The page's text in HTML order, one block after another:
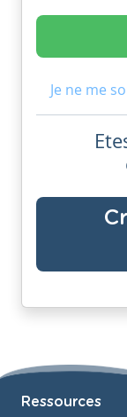
Je ne me
Ressources